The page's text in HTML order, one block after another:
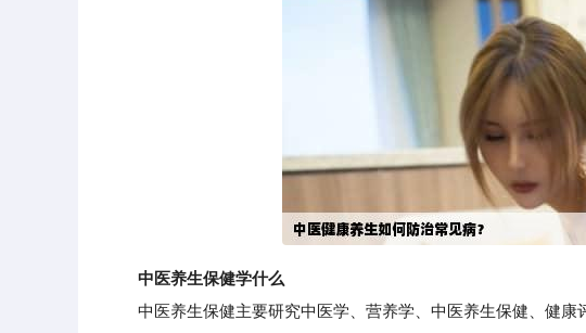
中医养生保健学什么
中医养生保健主要研究中医学、营养学、中医养生保健、健康